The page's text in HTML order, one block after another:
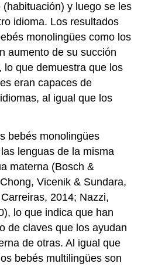
y luego se les
idioma. Los resultados
monolingües como los
aumento de su succión
lo que demuestra que los
eran capaces de
al igual que los
bebés monolingües
lenguas de la misma
materna (Bosch &
Vicenik & Sundara,
2014; Nazzi,
lo que indica que han
de claves que los ayudan
de otras. Al igual que
bebés multilingües son